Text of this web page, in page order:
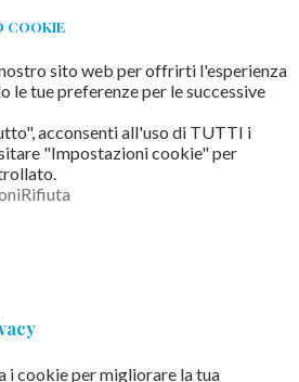
COOKIE
sito web per offrirti l'esperienza
le tue preferenze per le successive
acconsenti all'uso di TUTTI i
"Impostazioni cookie" per
Rifiuta
i cookie per migliorare la tua